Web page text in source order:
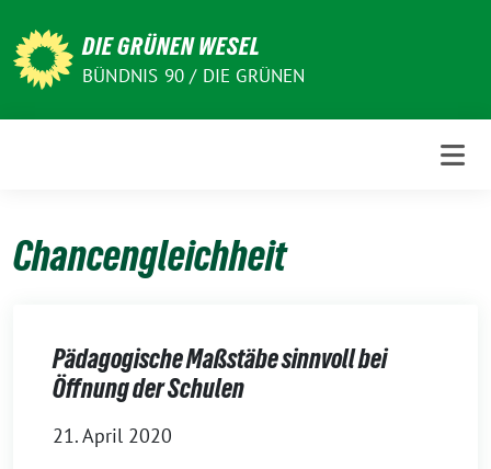
zum
Inhalt
DIE GRÜNEN WESEL
BÜNDNIS 90 / DIE GRÜNEN
Chancengleichheit
Pädagogische Maßstäbe sinnvoll bei
Öffnung der Schulen
21. April 2020